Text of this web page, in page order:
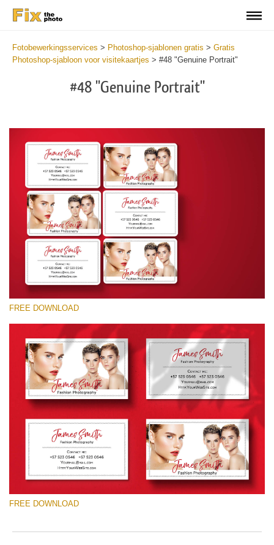
Fotobewerkingsservices > Photoshop-sjablonen gratis > Gratis
Photoshop-sjabloon voor visitekaartjes > #48 "Genuine Portrait"
#48 "Genuine Portrait"
Please select
Free Template #48
Photography Flyer Template
Free download
FREE DOWNLOAD
FREE DOWNLOAD